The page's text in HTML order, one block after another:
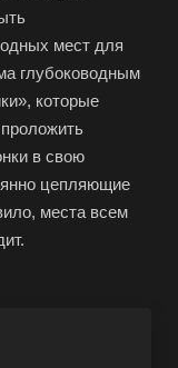
мест для
глубоководным
которые
в свою
цепляющие
места всем